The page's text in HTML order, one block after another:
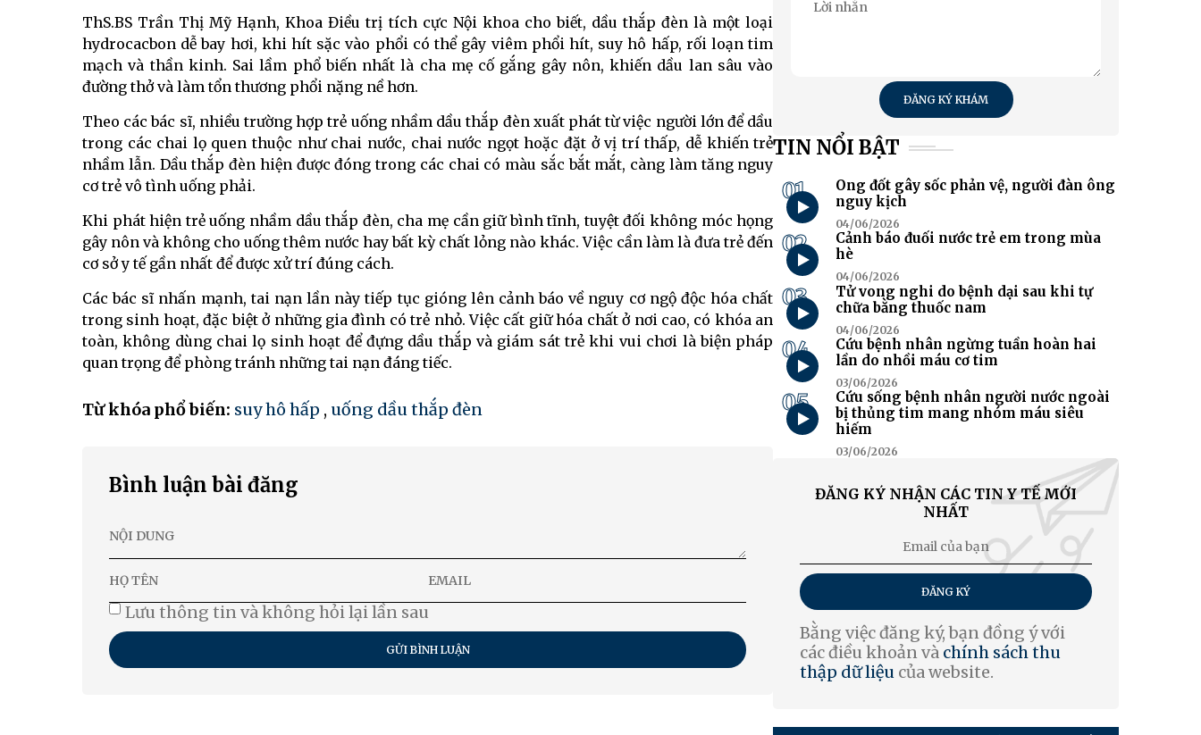
ThS.BS Trần Thị Mỹ Hạnh, Khoa Điều trị tích cực Nội khoa cho biết, dầu thắp đèn là một loại
hydrocacbon dễ bay hơi, khi hít sặc vào phổi có thể gây viêm phổi hít, suy hô hấp, rối loạn tim
mạch và thần kinh. Sai lầm phổ biến nhất là cha mẹ cố gắng gây nôn, khiến dầu lan sâu vào
đường thở và làm tổn thương phổi nặng nề hơn.
Theo các bác sĩ, nhiều trường hợp trẻ uống nhầm dầu thắp đèn xuất phát từ việc người lớn để dầu
trong các chai lọ quen thuộc như chai nước, chai nước ngọt hoặc đặt ở vị trí thấp, dễ khiến trẻ
nhầm lẫn. Dầu thắp đèn hiện được đóng trong các chai có màu sắc bắt mắt, càng làm tăng nguy
cơ trẻ vô tình uống phải.
Khi phát hiện trẻ uống nhầm dầu thắp đèn, cha mẹ cần giữ bình tĩnh, tuyệt đối không móc họng
gây nôn và không cho uống thêm nước hay bất kỳ chất lỏng nào khác. Việc cần làm là đưa trẻ đến
cơ sở y tế gần nhất để được xử trí đúng cách.
Các bác sĩ nhấn mạnh, tai nạn lần này tiếp tục gióng lên cảnh báo về nguy cơ ngộ độc hóa chất
trong sinh hoạt, đặc biệt ở những gia đình có trẻ nhỏ. Việc cất giữ hóa chất ở nơi cao, có khóa an
toàn, không dùng chai lọ sinh hoạt để đựng dầu thắp và giám sát trẻ khi vui chơi là biện pháp
quan trọng để phòng tránh những tai nạn đáng tiếc.
Từ khóa phổ biến: suy hô hấp , uống dầu thắp đèn
Bình luận bài đăng
Lưu thông tin và không hỏi lại lần sau
GỬI BÌNH LUẬN
ĐĂNG KÝ KHÁM
TIN NỔI BẬT
01
Ong đốt gây sốc phản vệ, người đàn ông
nguy kịch
04/06/2026
02
Cảnh báo đuối nước trẻ em trong mùa
hè
04/06/2026
03
Tử vong nghi do bệnh dại sau khi tự
chữa bằng thuốc nam
04/06/2026
04
Cứu bệnh nhân ngừng tuần hoàn hai
lần do nhồi máu cơ tim
03/06/2026
05
Cứu sống bệnh nhân người nước ngoài
bị thủng tim mang nhóm máu siêu
hiếm
03/06/2026
ĐĂNG KÝ NHẬN CÁC TIN Y TẾ MỚI
NHẤT
ĐĂNG KÝ
Bằng việc đăng ký, bạn đồng ý với
các điều khoản và chính sách thu
thập dữ liệu của website.